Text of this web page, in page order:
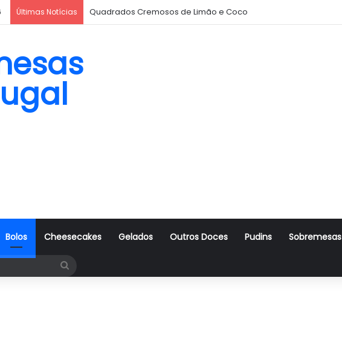
Últimas Notícias Biscoito Amanteigado
Bolos Cheesecakes Gelados Outros Doces Pudins Sobremesas